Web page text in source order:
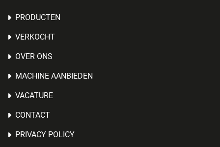
PRODUCTEN
VERKOCHT
OVER ONS
MACHINE AANBIEDEN
VACATURE
CONTACT
PRIVACY POLICY